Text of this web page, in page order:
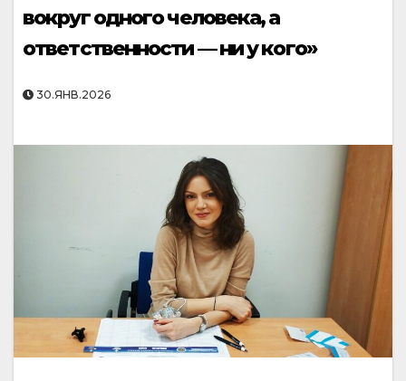
вокруг одного человека, а
ответственности — ни у кого»
30.ЯНВ.2026